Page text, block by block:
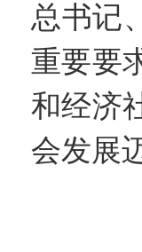
总书记
重要要
和经济
会发展